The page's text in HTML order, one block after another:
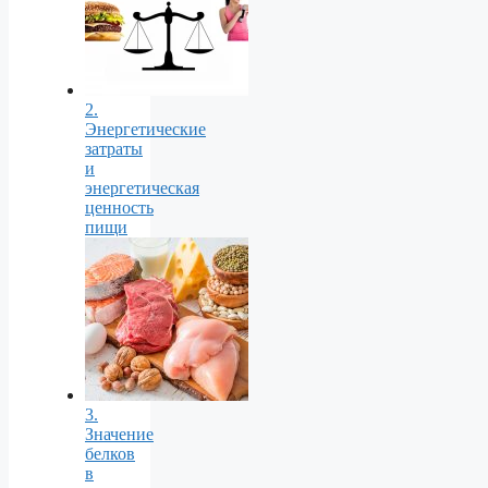
2.
Энергетические
затраты
и
энергетическая
ценность
пищи
3.
Значение
белков
в